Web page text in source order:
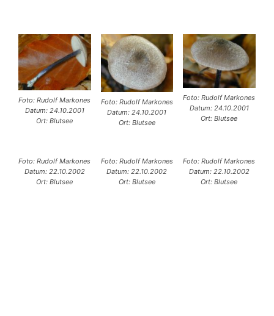
Foto: Rudolf Markones
Datum: 24.10.2001
Ort: Blutsee
Foto: Rudolf Markones
Datum: 24.10.2001
Ort: Blutsee
Foto: Rudolf Markones
Datum: 24.10.2001
Ort: Blutsee
Foto: Rudolf Markones
Datum: 22.10.2002
Ort: Blutsee
Foto: Rudolf Markones
Datum: 22.10.2002
Ort: Blutsee
Foto: Rudolf Markones
Datum: 22.10.2002
Ort: Blutsee